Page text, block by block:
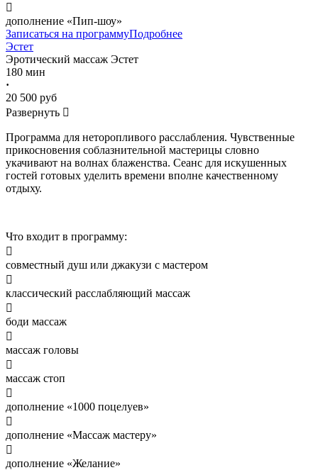

дополнение «Пип-шоу»
Записаться на программуПодробнее
Эстет
Эротический массаж Эстет
180 мин
·
20 500 руб
Развернуть 
Программа для неторопливого расслабления. Чувственные
прикосновения соблазнительной мастерицы словно
укачивают на волнах блаженства. Сеанс для искушенных
гостей готовых уделить времени вполне качественному
отдыху.
Что входит в программу:

совместный душ или джакузи с мастером

классический расслабляющий массаж

боди массаж

массаж головы

массаж стоп

дополнение «1000 поцелуев»

дополнение «Массаж мастеру»

дополнение «Желание»